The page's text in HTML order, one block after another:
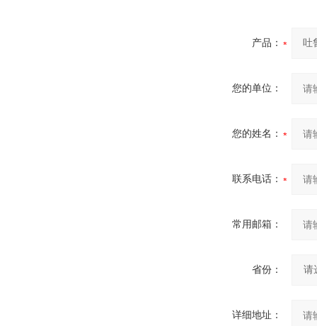
产品：
您的单位：
您的姓名：
联系电话：
常用邮箱：
省份：
详细地址：